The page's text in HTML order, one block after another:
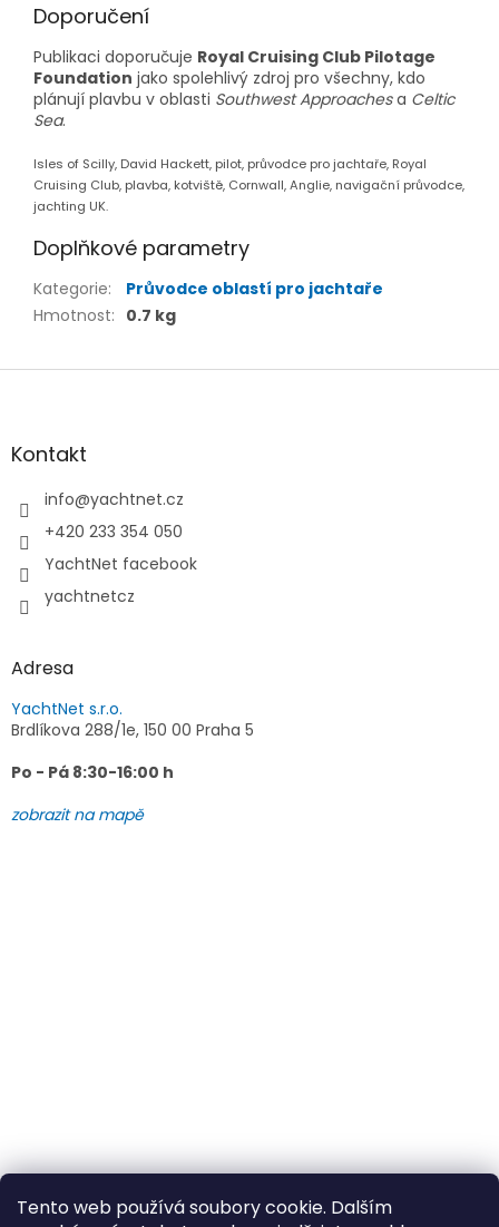
Tento web používá soubory cookie. Dalším
Doporučení
Publikaci doporučuje Royal Cruising Club Pilotage
Foundation jako spolehlivý zdroj pro všechny, kdo
plánují plavbu v oblasti Southwest Approachesa Celtic
Sea.
Isles of Scilly, David Hackett, pilot, průvodce pro jachtaře, Royal
Cruising Club, plavba, kotviště, Cornwall, Anglie, navigační průvodce,
jachting UK.
Doplňkové parametry
Kategorie:
Průvodce oblastí pro jachtaře
Hmotnost: 0.7 kg
Z
aKontakt
info@yachtnet.cz
+420 233 354 050
YachtNet facebook
yachtnetcz
Adresa
YachtNet s.r.o.
Brdlíkova 288/1e, 150 00 Praha 5
Po - Pá 8:30-16:00 h
zobrazit na mapě